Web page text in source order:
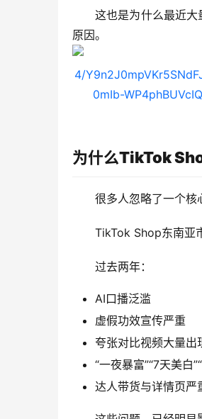
这也是为什么最近
原因。
为什么TikTok
很多人忽略了一个核
TikTok Shop东南亚
过去两年：
AI口播泛滥
虚假功效宣传严重
夸张对比视频大量出
“一夜暴富”“7天美白
达人带货与详情页严